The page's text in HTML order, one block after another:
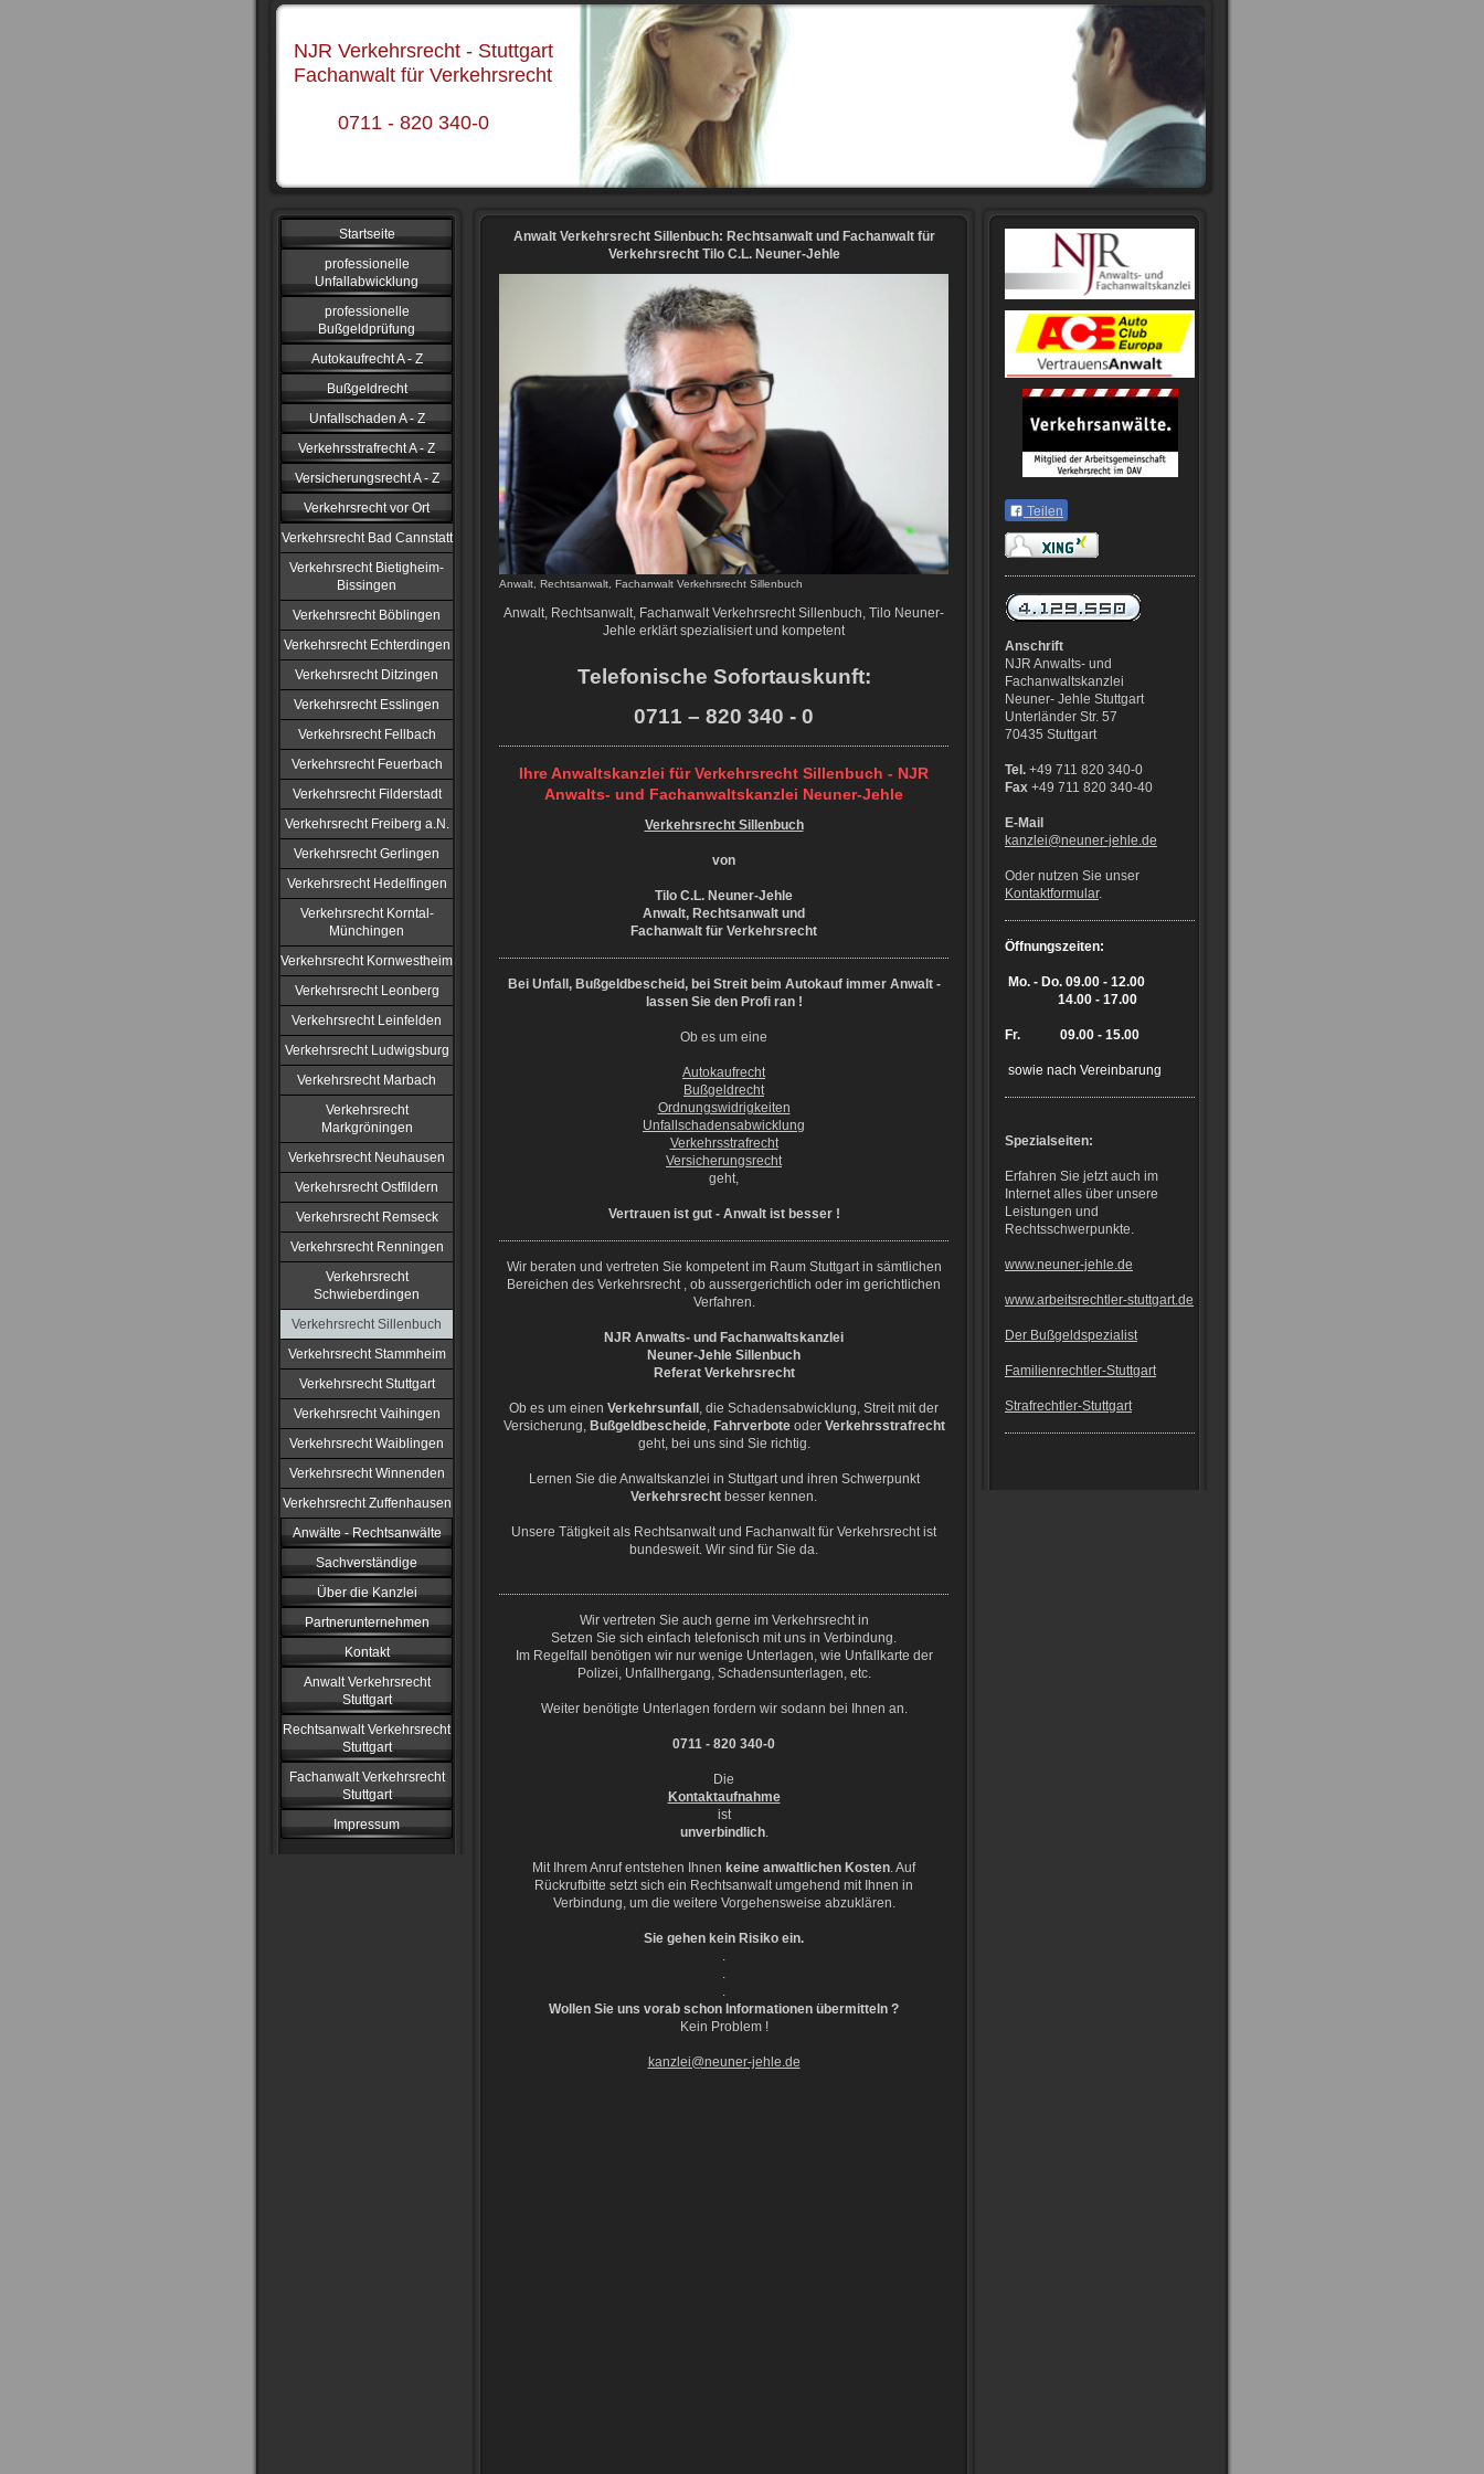
NJR Verkehrsrecht - Stuttgart
Fachanwalt für Verkehrsrecht
0711 - 820 340-0
Startseite
professionelle
Unfallabwicklung
professionelle
Bußgeldprüfung
Autokaufrecht A - Z
Bußgeldrecht
Unfallschaden A - Z
Verkehrsstrafrecht A - Z
Versicherungsrecht A - Z
Verkehrsrecht vor Ort
Verkehrsrecht Bad Cannstatt
Verkehrsrecht Bietigheim-
Bissingen
Verkehrsrecht Böblingen
Verkehrsrecht Echterdingen
Verkehrsrecht Ditzingen
Verkehrsrecht Esslingen
Verkehrsrecht Fellbach
Verkehrsrecht Feuerbach
Verkehrsrecht Filderstadt
Verkehrsrecht Freiberg a.N.
Verkehrsrecht Gerlingen
Verkehrsrecht Hedelfingen
Verkehrsrecht Korntal-
Münchingen
Verkehrsrecht Kornwestheim
Verkehrsrecht Leonberg
Verkehrsrecht Leinfelden
Verkehrsrecht Ludwigsburg
Verkehrsrecht Marbach
Verkehrsrecht
Markgröningen
Verkehrsrecht Neuhausen
Verkehrsrecht Ostfildern
Verkehrsrecht Remseck
Verkehrsrecht Renningen
Verkehrsrecht
Schwieberdingen
Verkehrsrecht Sillenbuch
Verkehrsrecht Stammheim
Verkehrsrecht Stuttgart
Verkehrsrecht Vaihingen
Verkehrsrecht Waiblingen
Verkehrsrecht Winnenden
Verkehrsrecht Zuffenhausen
Anwälte - Rechtsanwälte
Sachverständige
Über die Kanzlei
Partnerunternehmen
Kontakt
Anwalt Verkehrsrecht
Stuttgart
Rechtsanwalt Verkehrsrecht
Stuttgart
Fachanwalt Verkehrsrecht
Stuttgart
Impressum
Anwalt Verkehrsrecht Sillenbuch: Rechtsanwalt und Fachanwalt für
Verkehrsrecht Tilo C.L. Neuner-Jehle
Anwalt, Rechtsanwalt, Fachanwalt Verkehrsrecht Sillenbuch
Anwalt, Rechtsanwalt, Fachanwalt Verkehrsrecht Sillenbuch, Tilo Neuner-
Jehle erklärt spezialisiert und kompetent
Telefonische Sofortauskunft:
0711 – 820 340 - 0
Ihre Anwaltskanzlei für Verkehrsrecht Sillenbuch - NJR
Anwalts- und Fachanwaltskanzlei Neuner-Jehle
Verkehrsrecht Sillenbuch
von
Tilo C.L. Neuner-Jehle
Anwalt, Rechtsanwalt und
Fachanwalt für Verkehrsrecht
Bei Unfall, Bußgeldbescheid, bei Streit beim Autokauf immer Anwalt -
lassen Sie den Profi ran !
Ob es um eine
Autokaufrecht
Bußgeldrecht
Ordnungswidrigkeiten
Unfallschadensabwicklung
Verkehrsstrafrecht
Versicherungsrecht
geht,
Vertrauen ist gut - Anwalt ist besser !
Wir beraten und vertreten Sie kompetent im Raum Stuttgart in sämtlichen
Bereichen des Verkehrsrecht , ob aussergerichtlich oder im gerichtlichen
Verfahren.
NJR Anwalts- und Fachanwaltskanzlei
Neuner-Jehle Sillenbuch
Referat Verkehrsrecht
Ob es um einen Verkehrsunfall , die Schadensabwicklung, Streit mit der
Versicherung, Bußgeldbescheide, Fahrverboteoder Verkehrsstrafrecht
geht, bei uns sind Sie richtig.
Lernen Sie die Anwaltskanzlei in Stuttgart und ihren Schwerpunkt
Verkehrsrecht besser kennen.
Unsere Tätigkeit als Rechtsanwalt und Fachanwalt für Verkehrsrecht ist
bundesweit. Wir sind für Sie da.
Wir vertreten Sie auch gerne im Verkehrsrecht in
Setzen Sie sich einfach telefonisch mit uns in Verbindung.
Im Regelfall benötigen wir nur wenige Unterlagen, wie Unfallkarte der
Polizei, Unfallhergang, Schadensunterlagen, etc.
Weiter benötigte Unterlagen fordern wir sodann bei Ihnen an.
0711 - 820 340-0
Die
Kontaktaufnahme
ist
unverbindlich.
Mit Ihrem Anruf entstehen Ihnen keine anwaltlichen Kosten. Auf
Rückrufbitte setzt sich ein Rechtsanwalt umgehend mit Ihnen in
Verbindung, um die weitere Vorgehensweise abzuklären.
Sie gehen kein Risiko ein.
.
.
.
Wollen Sie uns vorab schon Informationen übermitteln ?
Kein Problem !
kanzlei@neuner-jehle.de
Teilen
Anschrift
NJR Anwalts- und
Fachanwaltskanzlei
Neuner- Jehle Stuttgart
Unterländer Str. 57
70435 Stuttgart
Tel. +49 711 820 340-0
Fax +49 711 820 340-40
E-Mail
kanzlei@neuner-jehle .de
Oder nutzen Sie unser
Kontaktformular.
Öffnungszeiten:
Mo. - Do. 09.00 - 12.00
14.00 - 17.00
Fr. 09.00 - 15.00
sowie nach Vereinbarung
Spezialseiten:
Erfahren Sie jetzt auch im
Internet alles über unsere
Leistungen und
Rechtsschwerpunkte.
www.neuner-jehle.de
www.arbeitsrechtler-stuttgart.de
Der Bußgeldspezialist
Familienrechtler-Stuttgart
Strafrechtler-Stuttgart